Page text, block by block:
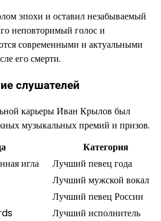
эпохи и оставил незабываемый
неповторимый голос и
современными и актуальными
его смерти.
слушателей
карьеры Иван Крылов был
музыкальных премий и призов.
Категория
игла
Лучший певец года
Лучший мужской вокал
Лучший певец России
Лучший исполнитель